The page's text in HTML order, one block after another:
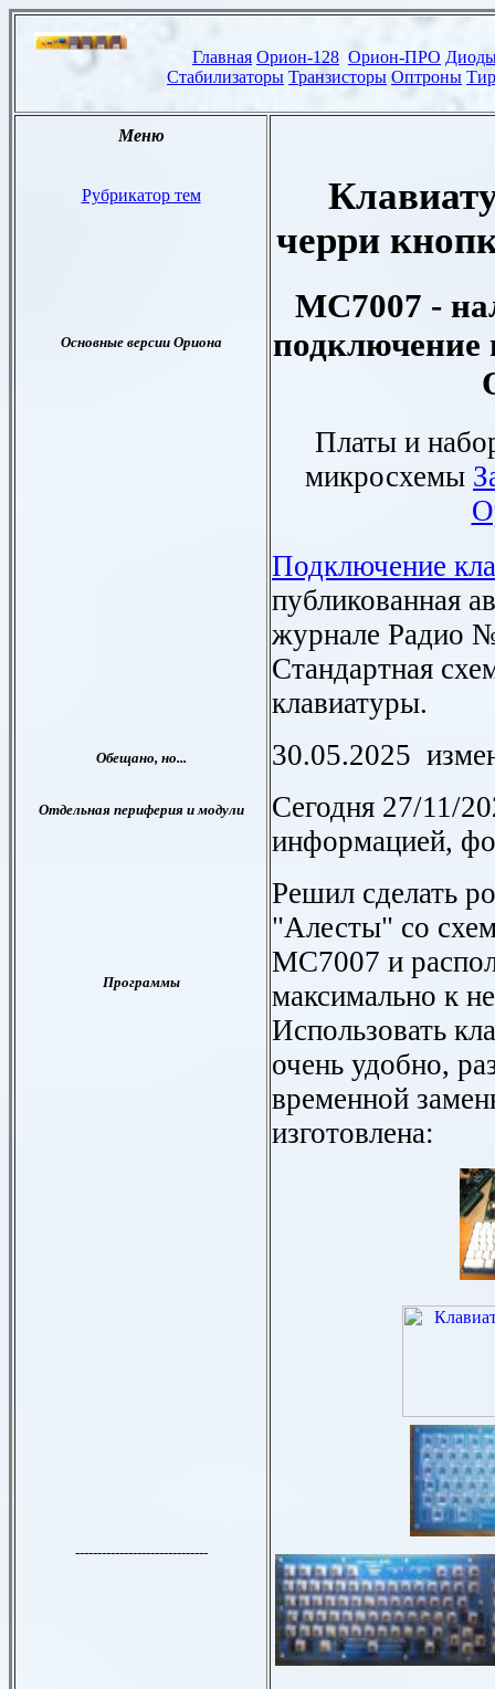
черри
МС7007 -
подключение
Платы и
микросхемы З
Подключение
публикованная
журнале Радио
Стандартная
клавиатуры.
30.05.2025
Сегодня 27/11/
информацией,
Решил сделать
"Алесты" со
МС7007 и
максимально к
Использовать
очень удобно,
временной
изготовлена: